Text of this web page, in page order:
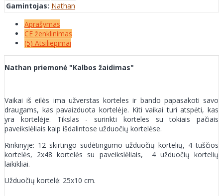
Gamintojas: Nathan
Aprašymas
CE ženklinimas
(5) Atsiliepimai
Nathan priemonė "Kalbos žaidimas"
Vaikai iš eilės ima užverstas korteles ir bando papasakoti savo
draugams, kas pavaizduota kortelėje. Kiti vaikai turi atspėti, kas
yra kortelėje. Tikslas - surinkti korteles su tokiais pačiais
paveikslėliais kaip išdalintose užduočių kortelėse.
Rinkinyje: 12 skirtingo sudėtingumo užduočių kortelių, 4 tuščios
kortelės, 2x48 kortelės su paveikslėliais, 4 užduočių kortelių
laikikliai.
Užduočių kortelė: 25x10 cm.